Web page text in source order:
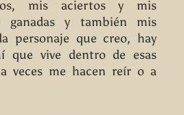
mis aciertos y mis
ganadas y también mis
personaje que creo, hay
que vive dentro de esas
veces me hacen reír o a